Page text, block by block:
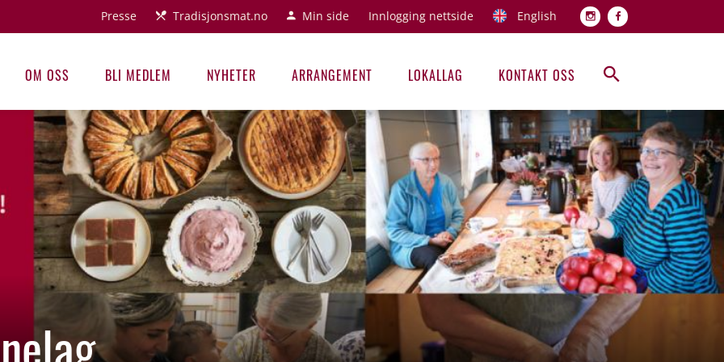
Topp
Presse Tradisjonsmat.no Min side Innlogging nettside English
Hovedmeny
OM OSS BLI MEDLEM NYHETER ARRANGEMENT LOKALLAG KONTAKT OSS